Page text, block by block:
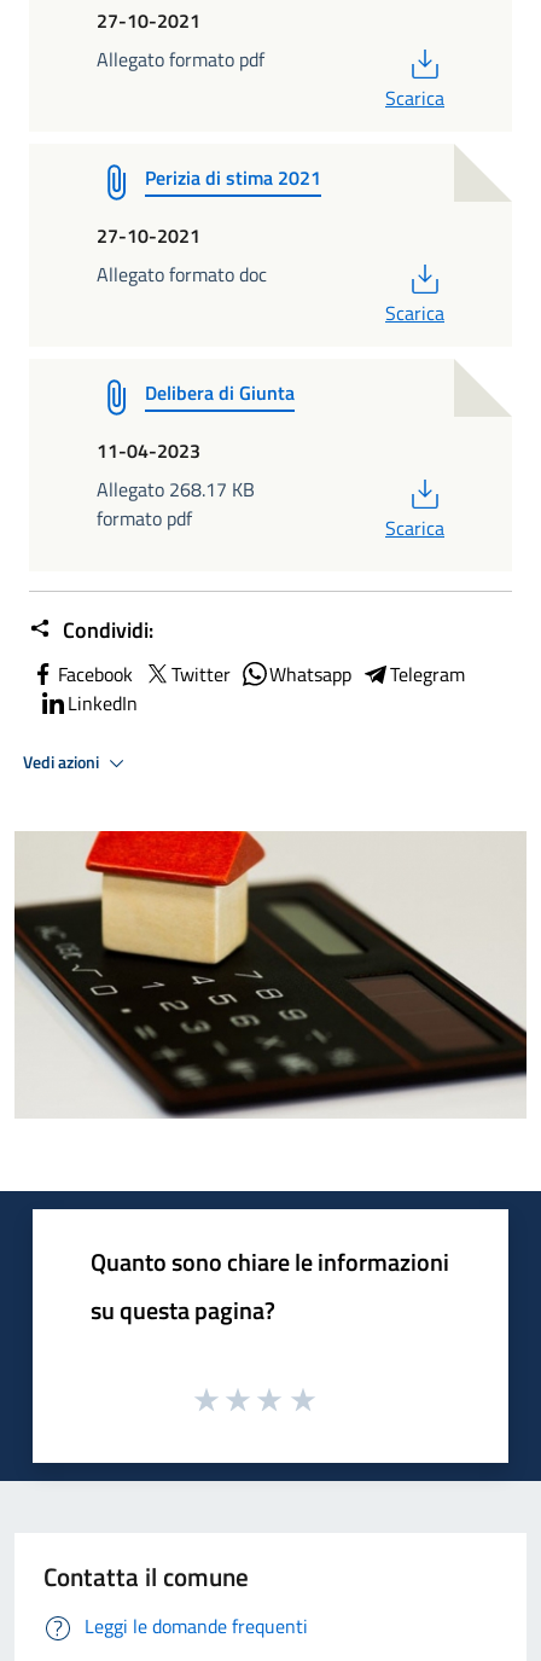
27-10-2021
Allegato formato pdf
Scarica
Perizia di stima 2021
27-10-2021
Allegato formato doc
Scarica
Delibera di Giunta
11-04-2023
Allegato 268.17 KB
formato pdf
Scarica
Condividi:
Facebook Twitter Whatsapp
Telegram
LinkedIn
Vedi azioni
Quanto sono chiare le informazioni
su questa pagina?
Contatta il comune
Leggi le domande frequenti